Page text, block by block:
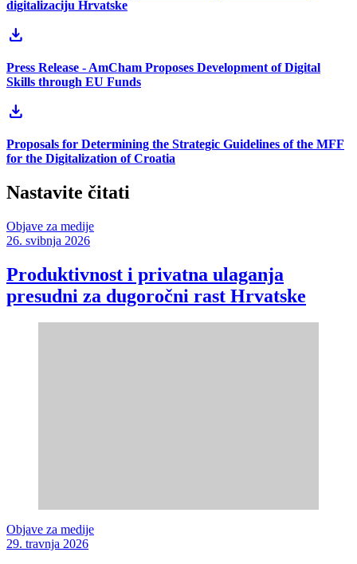
digitalizaciju Hrvatske
download
Press Release - AmCham Proposes Development of Digital
Skills through EU Funds
download
Proposals for Determining the Strategic Guidelines of the MFF
for the Digitalization of Croatia
Nastavite čitati
Objave za medije
26. svibnja 2026
Produktivnost i privatna ulaganja
presudni za dugoročni rast Hrvatske
Objave za medije
29. travnja 2026